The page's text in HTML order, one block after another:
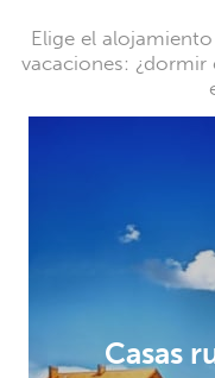
Elige el
vacaciones:
Casas